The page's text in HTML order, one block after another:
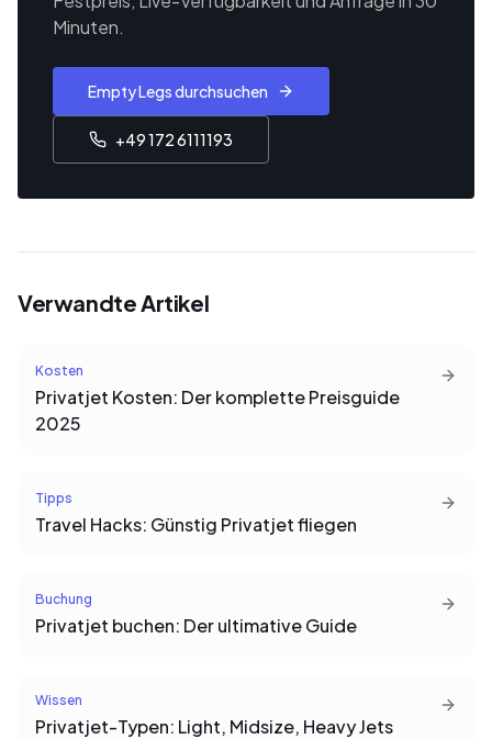
Minuten.
Empty Legs durchsuchen
+49 172 6111193
Verwandte Artikel
Kosten
Privatjet Kosten: Der komplette Preisguide
2025
Tipps
Travel Hacks: Günstig Privatjet fliegen
Buchung
Privatjet buchen: Der ultimative Guide
Wissen
Privatjet-Typen: Light, Midsize, Heavy Jets